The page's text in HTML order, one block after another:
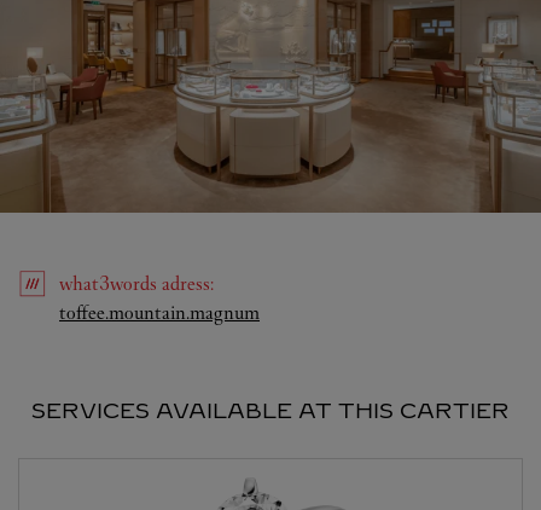
what3words adress:
toffee.mountain.magnum
SERVICES AVAILABLE AT THIS CARTIER